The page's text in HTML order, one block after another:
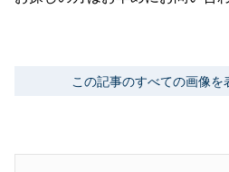
この記事のすべての画像を